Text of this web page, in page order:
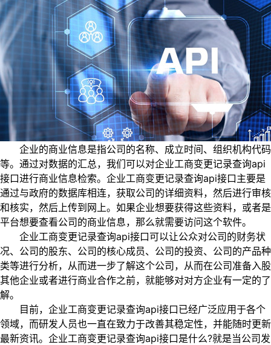
企业的商业信息是指公司的名称、成立时间、组织机构代码
等。通过对数据的汇总，我们可以对企业工商变更记录查询api
接口进行商业信息检索。企业工商变更记录查询api接口主要是
通过与政府的数据库相连，获取公司的详细资料，然后进行审核
和核实，然后上传到网上。如果企业想要获得这些资料，或者是
平台想要查看公司的商业信息，那么就需要访问这个软件。
企业工商变更记录查询api接口可以让公众对公司的财务状
况、公司的股东、公司的核心成员、公司的投资、公司的产品种
类等进行分析，从而进一步了解这个公司，从而在公司准备入股
其他企业或者进行商业合作之前，就能够对对方企业有一定的了
解。
目前，企业工商变更记录查询api接口已经广泛应用于各个
领域，而研发人员也一直在致力于改善其稳定性，并能随时更新
最新资讯。企业工商变更记录查询api接口是什么?就是当公司发